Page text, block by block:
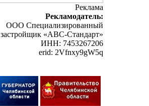
Реклама
Рекламодатель:
ООО Специализированный
застройщик «АВС-Стандарт»
ИНН: 7453267206
erid: 2Vfnxy9gW5q